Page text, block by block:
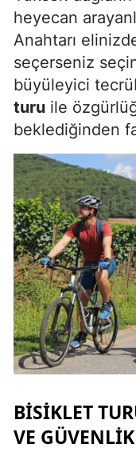
heyecan
Anahtarı
seçerseniz
büyüleyici
turu ile
beklediğinden
BISIKLET
VE